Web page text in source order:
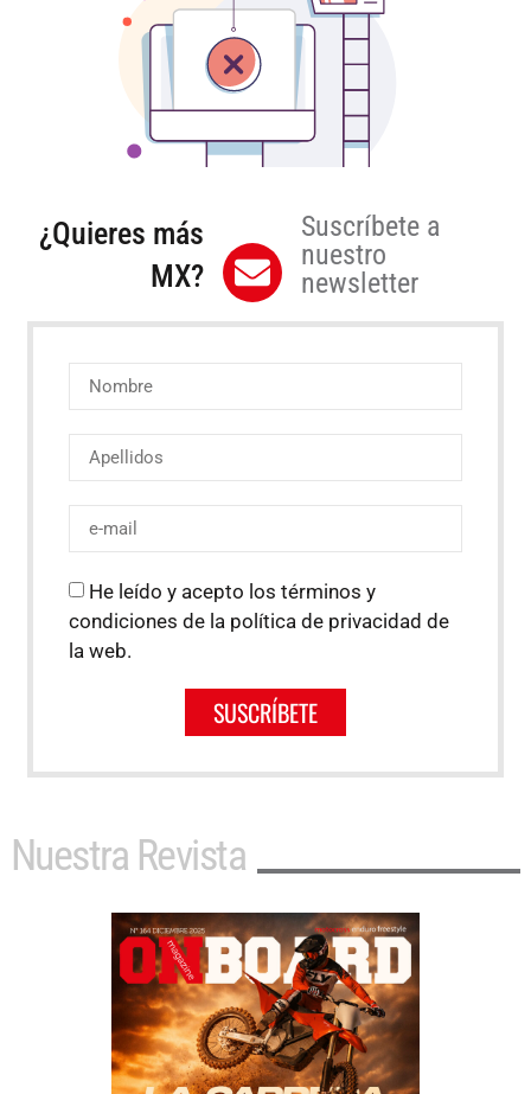
¿Quieres más
MX?
Suscríbete a
nuestro
newsletter
He leído y acepto los términos y
condiciones de la política de privacidad de
la web.
SUSCRÍBETE
Nuestra Revista